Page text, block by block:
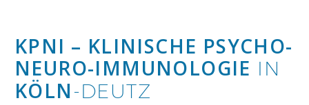
KPNI – KLINISCHE PSYCHO-
NEURO-IMMUNOLOGIE IN
KÖLN -DEUTZ